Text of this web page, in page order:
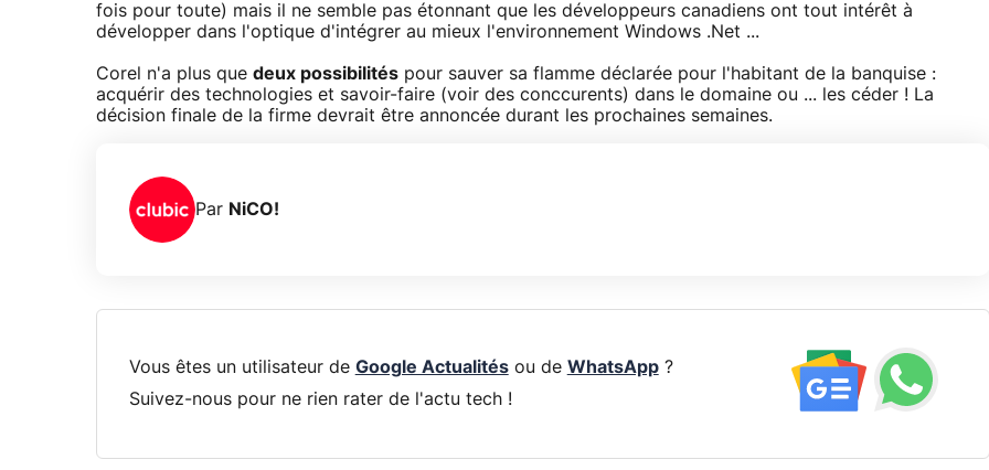
fois pour toute) mais il ne semble pas étonnant que les développeurs canadiens ont tout intérêt à
développer dans l'optique d'intégrer au mieux l'environnement Windows .Net ...
Corel n'a plus que deux possibilités pour sauver sa flamme déclarée pour l'habitant de la banquise :
acquérir des technologies et savoir-faire (voir des conccurents) dans le domaine ou ... les céder ! La
décision finale de la firme devrait être annoncée durant les prochaines semaines.
Par NiCO!
Vous êtes un utilisateur de Google Actualitésou de WhatsApp?
Suivez-nous pour ne rien rater de l'actu tech !